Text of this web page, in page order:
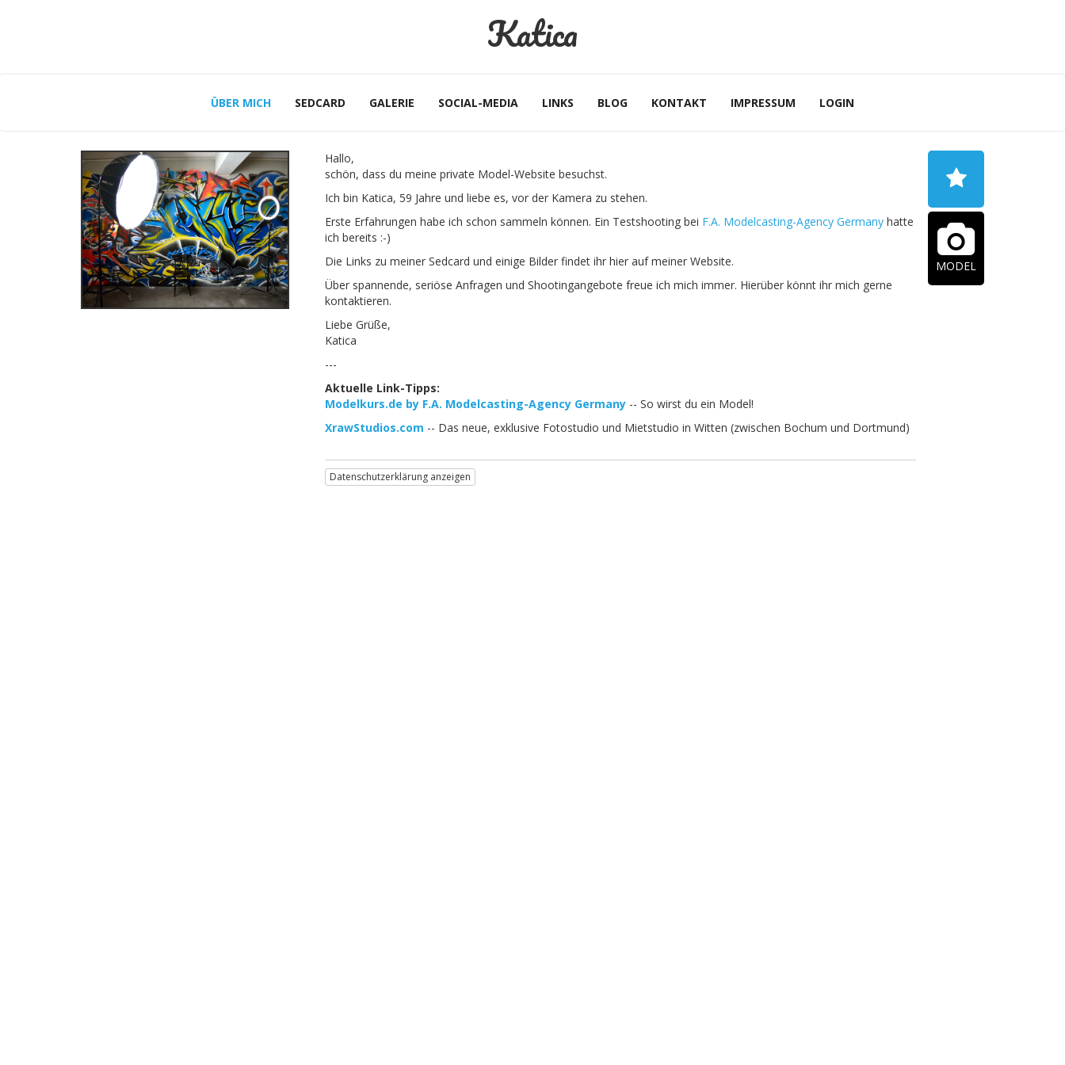
Katica
ÜBER MICH SEDCARD GALERIE SOCIAL-MEDIA LINKS BLOG KONTAKT IMPRESSUM LOGIN
Hallo,
schön, dass du meine private Model-Website besuchst.
Ich bin Katica, 59 Jahre und liebe es, vor der Kamera zu stehen.
Erste Erfahrungen habe ich schon sammeln können. Ein Testshooting bei F.A. Modelcasting-Agency Germanyhatte
ich bereits :-)
Die Links zu meiner Sedcard und einige Bilder findet ihr hier auf meiner Website.
Über spannende, seriöse Anfragen und Shootingangebote freue ich mich immer. Hierüber könnt ihr mich gerne
kontaktieren.
Liebe Grüße,
Katica
---
Aktuelle Link-Tipps:
Modelkurs.de by F.A. Modelcasting-Agency Germany-- So wirst du ein Model!
XrawStudios.com -- Das neue, exklusive Fotostudio und Mietstudio in Witten (zwischen Bochum und Dortmund)
Datenschutzerklärung anzeigen
MODEL